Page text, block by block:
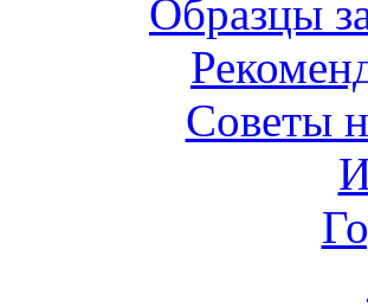
Образцы
Советы